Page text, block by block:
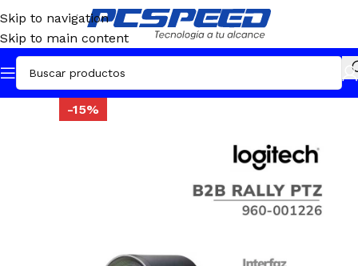
Skip to navigation
Skip to main content
-15%